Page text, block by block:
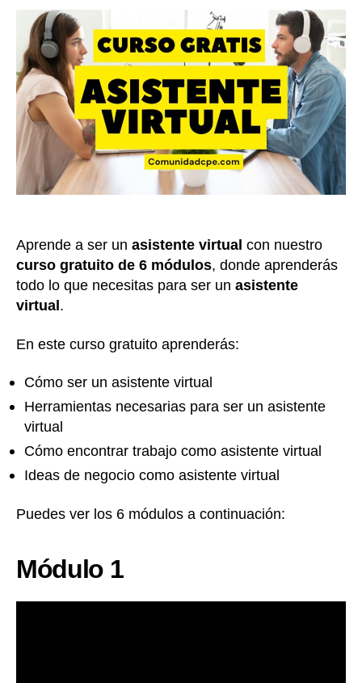
entrada
entrada
Aprende a ser un asistente virtual con nuestro
curso gratuito de 6 módulos, donde aprenderás
todo lo que necesitas para ser un asistente
virtual .
En este curso gratuito aprenderás:
Cómo ser un asistente virtual
Herramientas necesarias para ser un asistente
virtual
Cómo encontrar trabajo como asistente virtual
Ideas de negocio como asistente virtual
Puedes ver los 6 módulos a continuación:
Módulo 1